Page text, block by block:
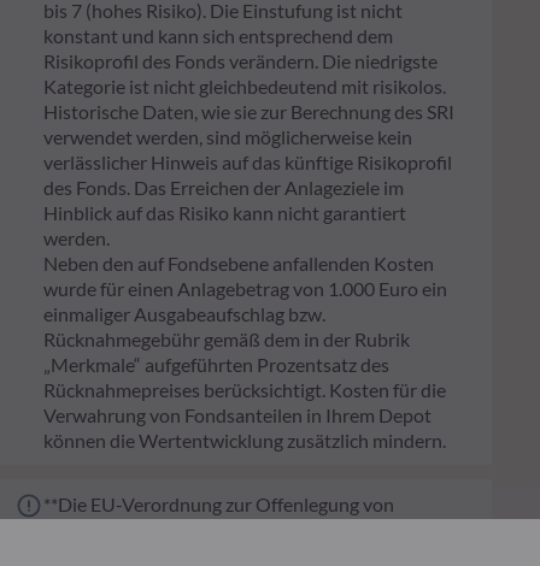
bis 7 (hohes Risiko). Die Einstufung ist nicht
konstant und kann sich entsprechend dem
Risikoprofil des Fonds verändern. Die niedrigste
Kategorie ist nicht gleichbedeutend mit risikolos.
Historische Daten, wie sie zur Berechnung des SRI
verwendet werden, sind möglicherweise kein
verlässlicher Hinweis auf das künftige Risikoprofil
des Fonds. Das Erreichen der Anlageziele im
Hinblick auf das Risiko kann nicht garantiert
werden.
Neben den auf Fondsebene anfallenden Kosten
wurde für einen Anlagebetrag von 1.000 Euro ein
einmaliger Ausgabeaufschlag bzw.
Rücknahmegebühr gemäß dem in der Rubrik
„Merkmale“ aufgeführten Prozentsatz des
Rücknahmepreises berücksichtigt. Kosten für die
Verwahrung von Fondsanteilen in Ihrem Depot
können die Wertentwicklung zusätzlich mindern.
**Die EU-Verordnung zur Offenlegung von